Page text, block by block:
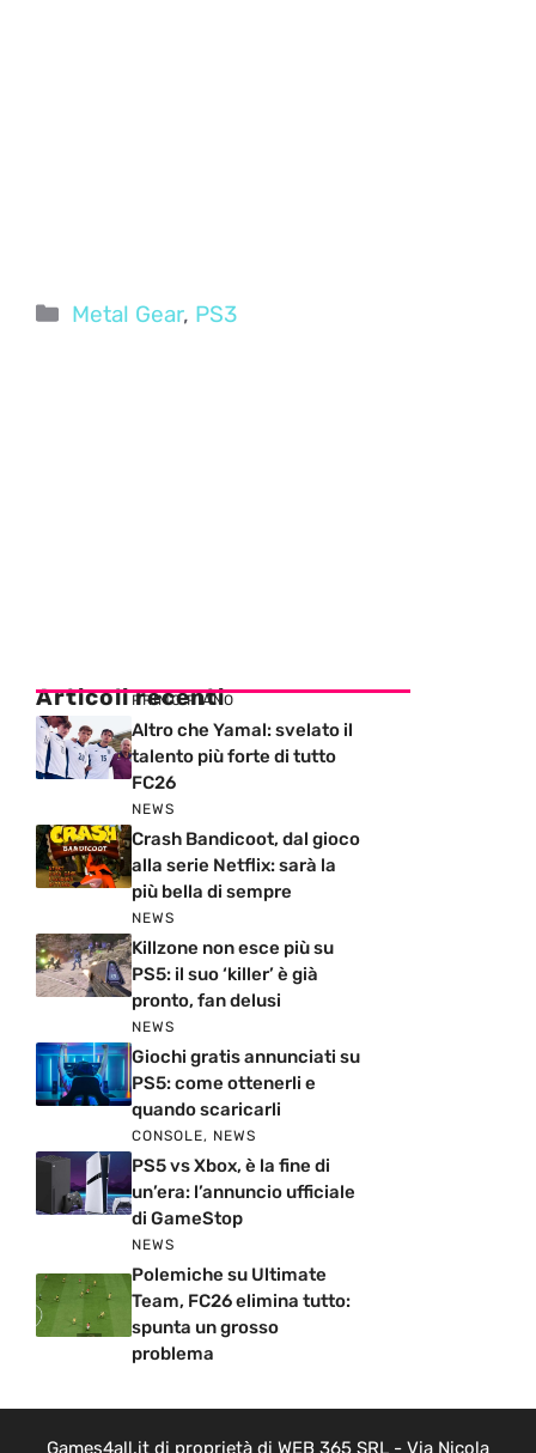
Categorie
Metal Gear, PS3
Articoli recenti
PRIMO PIANO
Altro che Yamal: svelato il
talento più forte di tutto
FC26
NEWS
Crash Bandicoot, dal gioco
alla serie Netflix: sarà la
più bella di sempre
NEWS
Killzone non esce più su
PS5: il suo ‘killer’ è già
pronto, fan delusi
NEWS
Giochi gratis annunciati su
PS5: come ottenerli e
quando scaricarli
CONSOLE, NEWS
PS5 vs Xbox, è la fine di
un’era: l’annuncio ufficiale
di GameStop
NEWS
Polemiche su Ultimate
Team, FC26 elimina tutto:
spunta un grosso
problema
Games4all.it di proprietà di WEB 365 SRL - Via Nicola